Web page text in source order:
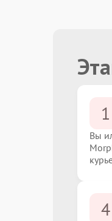
1
Вы
4